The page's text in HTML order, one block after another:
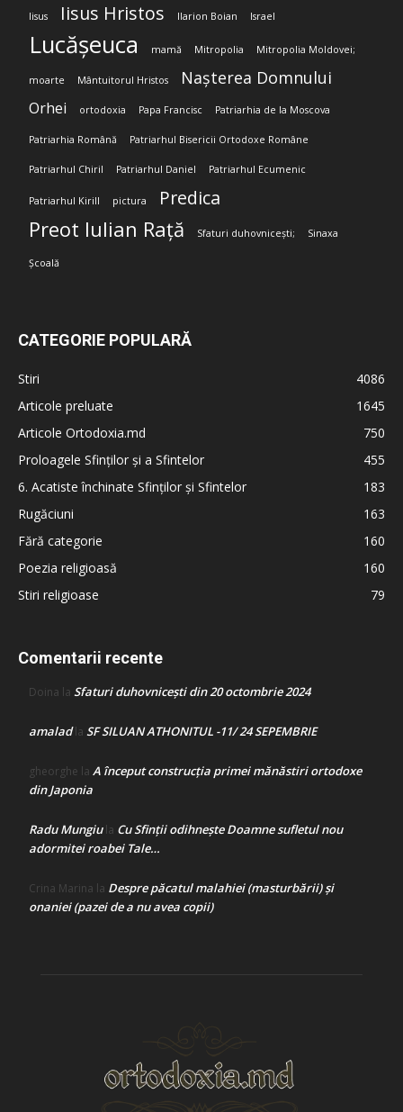
Iisus Iisus Hristos Ilarion Boian Israel
Lucășeuca mamă Mitropolia Mitropolia Moldovei;
moarte Mântuitorul Hristos Nașterea Domnului
Orhei ortodoxia Papa Francisc Patriarhia de la Moscova
Patriarhia Română Patriarhul Bisericii Ortodoxe Române
Patriarhul Chiril Patriarhul Daniel Patriarhul Ecumenic
Patriarhul Kirill pictura Predica
Preot Iulian Rață Sfaturi duhovnicești; Sinaxa
Școală
CATEGORIE POPULARĂ
Stiri
4086
Articole preluate
1645
Articole Ortodoxia.md
750
Proloagele Sfinților și a Sfintelor
455
6. Acatiste închinate Sfinților și Sfintelor
183
Rugăciuni
163
Fără categorie
160
Poezia religioasă
160
Stiri religioase
79
Comentarii recente
Doina la Sfaturi duhovnicești din 20 octombrie 2024
amaladla SF SILUAN ATHONITUL -11/ 24 SEPEMBRIE
gheorghe la A început construcţia primei mănăstiri ortodoxe
din Japonia
Radu Mungiula Cu Sfinții odihnește Doamne sufletul nou
adormitei roabei Tale…
Crina Marina la Despre păcatul malahiei (masturbării) şi
onaniei (pazei de a nu avea copii)